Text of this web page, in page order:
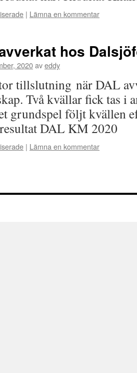
| Lämna en kommentar
hos
2020aveddy
tillslutning när DAL
Två kvällar fick tas i
grundspel följt kvällen
DAL KM 2020
| Lämna en kommentar